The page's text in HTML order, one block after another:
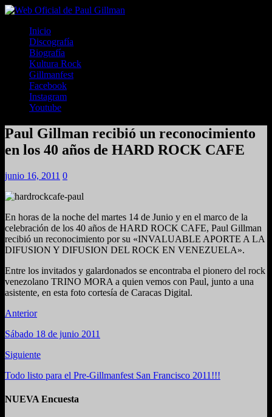
Inicio
Discografía
Biografía
Kultura Rock
Gillmanfest
Facebook
Instagram
Youtube
Paul Gillman recibió un reconocimiento
en los 40 años de HARD ROCK CAFE
junio 16, 2011 0
En horas de la noche del martes 14 de Junio y en el marco de la
celebración de los 40 años de HARD ROCK CAFE, Paul Gillman
recibió un reconocimiento por su «INVALUABLE APORTE A LA
DIFUSION Y DIFUSION DEL ROCK EN VENEZUELA».
Entre los invitados y galardonados se encontraba el pionero del rock
venezolano TRINO MORA a quien vemos con Paul, junto a una
asistente, en esta foto cortesía de Caracas Digital.
Anterior
Sábado 18 de junio 2011
Siguiente
Todo listo para el Pre-Gillmanfest San Francisco 2011!!!
NUEVA Encuesta